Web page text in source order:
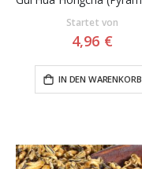
Startet von
4,96 €
IN DEN WARENKORB